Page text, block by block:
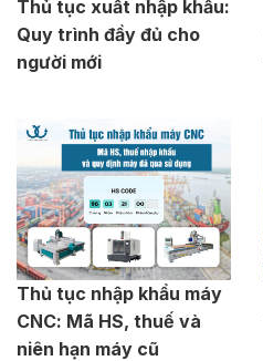
Thủ tục xuất nhập khẩu:
Quy trình đầy đủ cho
người mới
Thủ tục nhập khẩu máy
CNC: Mã HS, thuế và
niên hạn máy cũ